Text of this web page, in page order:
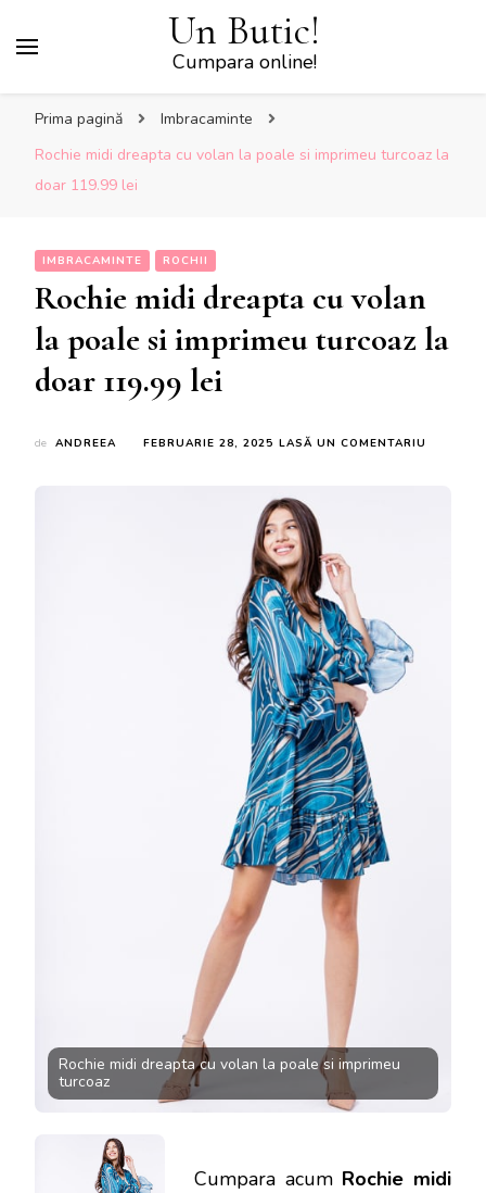
Un Butic!
Cumpara online!
Prima pagină
Imbracaminte
Rochie midi dreapta cu volan la poale si imprimeu turcoaz la
doar 119.99 lei
IMBRACAMINTE ROCHII
Rochie midi dreapta cu volan
la poale si imprimeu turcoaz la
doar 119.99 lei
de ANDREEA FEBRUARIE 28, 2025 LASĂ UN COMENTARIU
Rochie midi dreapta cu volan la poale si imprimeu
turcoaz
Cumpara acumRochie midi